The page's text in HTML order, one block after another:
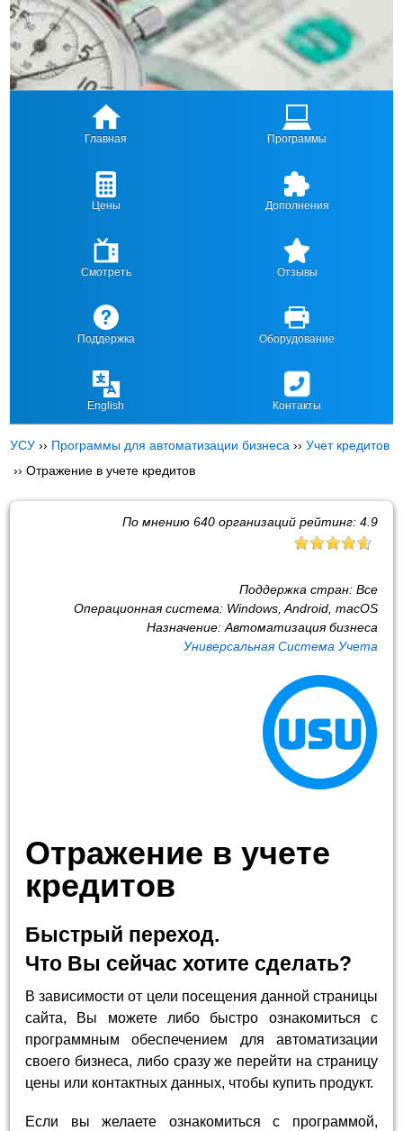
Главная Программы
Цены Дополнения
Смотреть Отзывы
Поддержка Оборудование
English Контакты
УСУ ›› Программы для автоматизации бизнеса ››Учет кредитов
››Отражение в учете кредитов
По мнению 640организаций рейтинг: 4.9
Поддержка стран: Все
Операционная система: Windows, Android, macOS
Назначение: Автоматизация бизнеса
Универсальная Система Учета
Отражение в учете
кредитов
Быстрый переход.
Что Вы сейчас хотите сделать?
В зависимости от цели посещения данной страницы
сайта, Вы можете либо быстро ознакомиться с
программным обеспечением для автоматизации
своего бизнеса, либо сразу же перейти на страницу
цены или контактных данных, чтобы купить продукт.
Если вы желаете ознакомиться с программой,